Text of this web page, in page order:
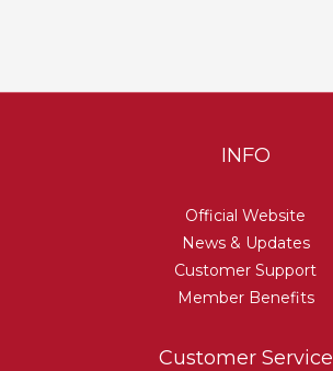
INFO
Official Website
News & Updates
Customer Support
Member Benefits
Customer Service